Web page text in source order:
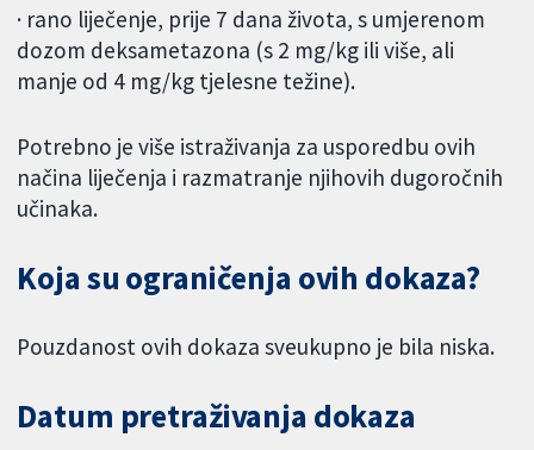
· rano liječenje, prije 7 dana života, s umjerenom
dozom deksametazona (s 2 mg/kg ili više, ali
manje od 4 mg/kg tjelesne težine).
Potrebno je više istraživanja za usporedbu ovih
načina liječenja i razmatranje njihovih dugoročnih
učinaka.
Koja su ograničenja ovih dokaza?
Pouzdanost ovih dokaza sveukupno je bila niska.
Datum pretraživanja dokaza